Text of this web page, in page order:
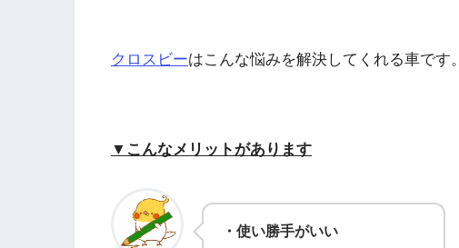
クロスビーはこんな悩みを解決してくれる車です。
▼こんなメリットがあります
・使い勝手がいい